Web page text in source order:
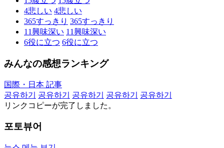
4悲しい 4悲しい
365すっきり 365すっきり
11興味深い 11興味深い
6役に立つ 6役に立つ
みんなの感想ランキング
国際・日本 記事
공유하기
공유하기 공유하기 공유하기
공유하기
リンクコピーが完了しました。
포토뷰어